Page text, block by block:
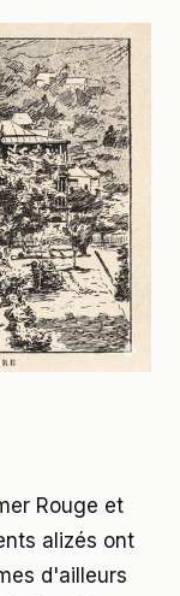
Rouge et
alizés ont
d'ailleurs